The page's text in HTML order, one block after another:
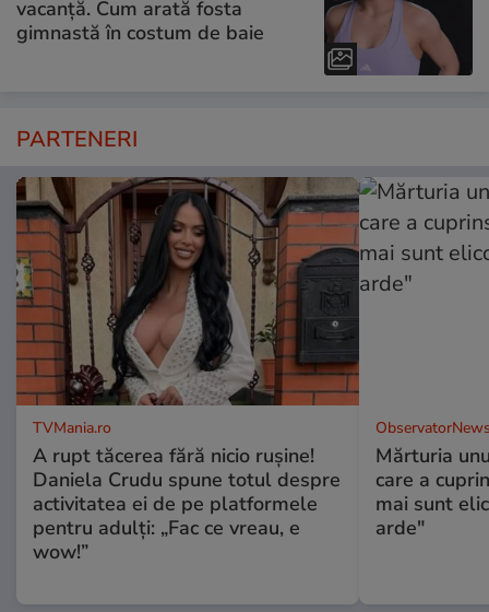
vacanță. Cum arată fosta
gimnastă în costum de baie
PARTENERI
TVMania.ro
A rupt tăcerea fără nicio rușine!
Daniela Crudu spune totul despre
activitatea ei de pe platformele
pentru adulți: „Fac ce vreau, e
wow!”
Mărturia
care a
mai sunt
arde"